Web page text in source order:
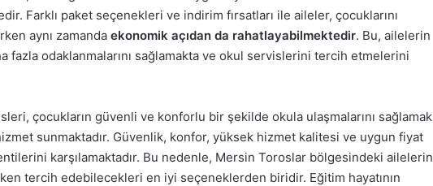
Farklı paket seçenekleri ve indirim fırsatları ile aileler, çocuklarını
aynı zamanda ekonomik açıdan da rahatlayabilmektedir. Bu, ailelerin
fazla odaklanmalarını sağlamakta ve okul servislerini tercih etmelerini
çocukların güvenli ve konforlu bir şekilde okula ulaşmalarını sağlamak
sunmaktadır. Güvenlik, konfor, yüksek hizmet kalitesi ve uygun fiyat
karşılamaktadır. Bu nedenle, Mersin Toroslar bölgesindeki ailelerin
tercih edebilecekleri en iyi seçeneklerden biridir. Eğitim hayatının